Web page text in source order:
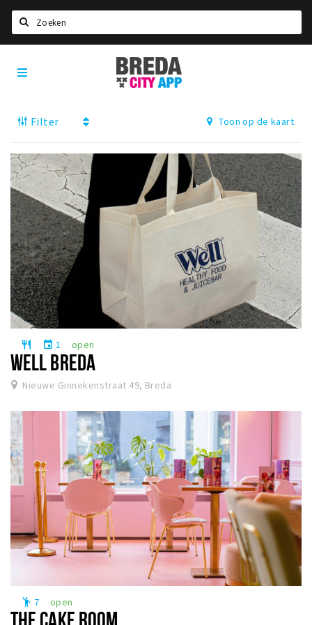
Home
Deals
Nieuws, interviews & blogs
Eten
Drinken
Slapen
Recreatief
Winkels
Winkelgebieden
Parkeren
Bezienswaardigheden
Musea, theaters & podia
Uitjes & activiteiten
Toeristische routes
Natuurgebieden
Baroniepoorten
Sport
Privacy
Inloggen
Breda
City
App
Filter Toon op de kaart
restaurant event 1 open
WELL BREDA
Nieuwe Ginnekenstraat 49, Breda
emoji_people 7 open
THE CAKE ROOM